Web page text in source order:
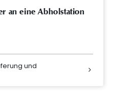
an eine Abholstation
und